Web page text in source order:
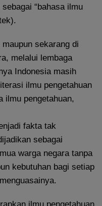
“bahasa ilmu
sekarang di
melalui lembaga
Indonesia masih
ilmu pengetahuan
ilmu pengetahuan,
fakta tak
sebagai
warga negara tanpa
kebutuhan bagi setiap